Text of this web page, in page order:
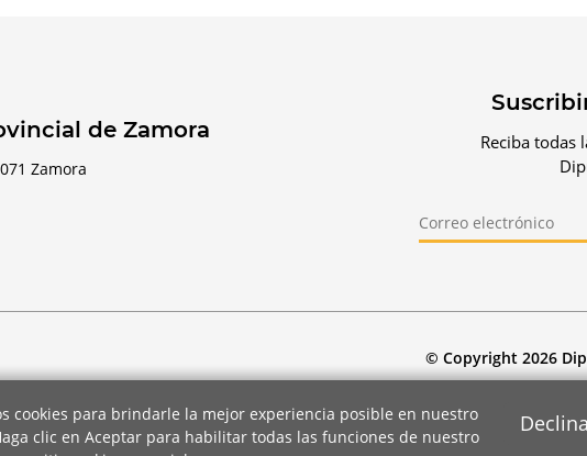
de Zamora
Zamora
Reciba todas
© Copyright 2026
cookies para brindarle la mejor experiencia posible en nuestro
clic en Aceptar para habilitar todas las funciones de nuestro